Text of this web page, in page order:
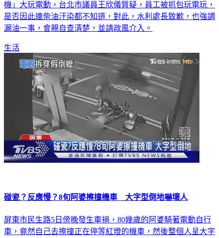
機」大玩電動，台北市議員王欣儀質疑，員工被抓包玩電玩，
是否因此連柴油汙染都不知道，對此，水利處長致歉，也強調
漏油一事，會親自查清楚，並請政風介入。
生活
碰瓷？反應慢？8旬阿婆擦撞機車 大字型倒地嚇壞人
屏東市民生路5日傍晚發生車禍，80幾歲的阿婆騎著電動自行
車，竟然自己去擦撞正在停等紅燈的機車，然後整個人呈大字